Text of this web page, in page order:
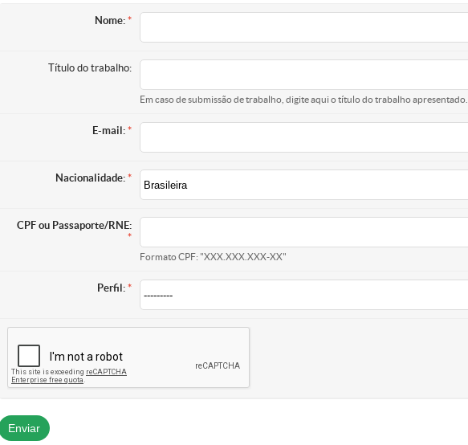
Nome:
Título do trabalho:
Em caso de submissão de trabalho, digite aqui o título do trabalho apresentado.
E-mail:
Nacionalidade:
CPF ou Passaporte/RNE:
Formato CPF: "XXX.XXX.XXX-XX"
Perfil: